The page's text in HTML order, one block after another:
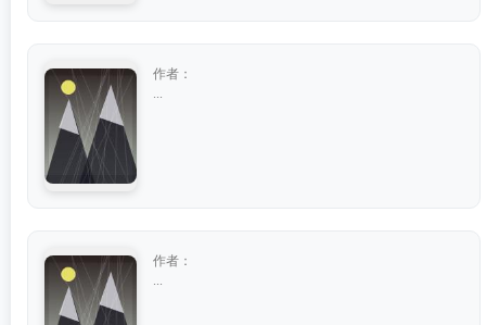
作者：
作者：